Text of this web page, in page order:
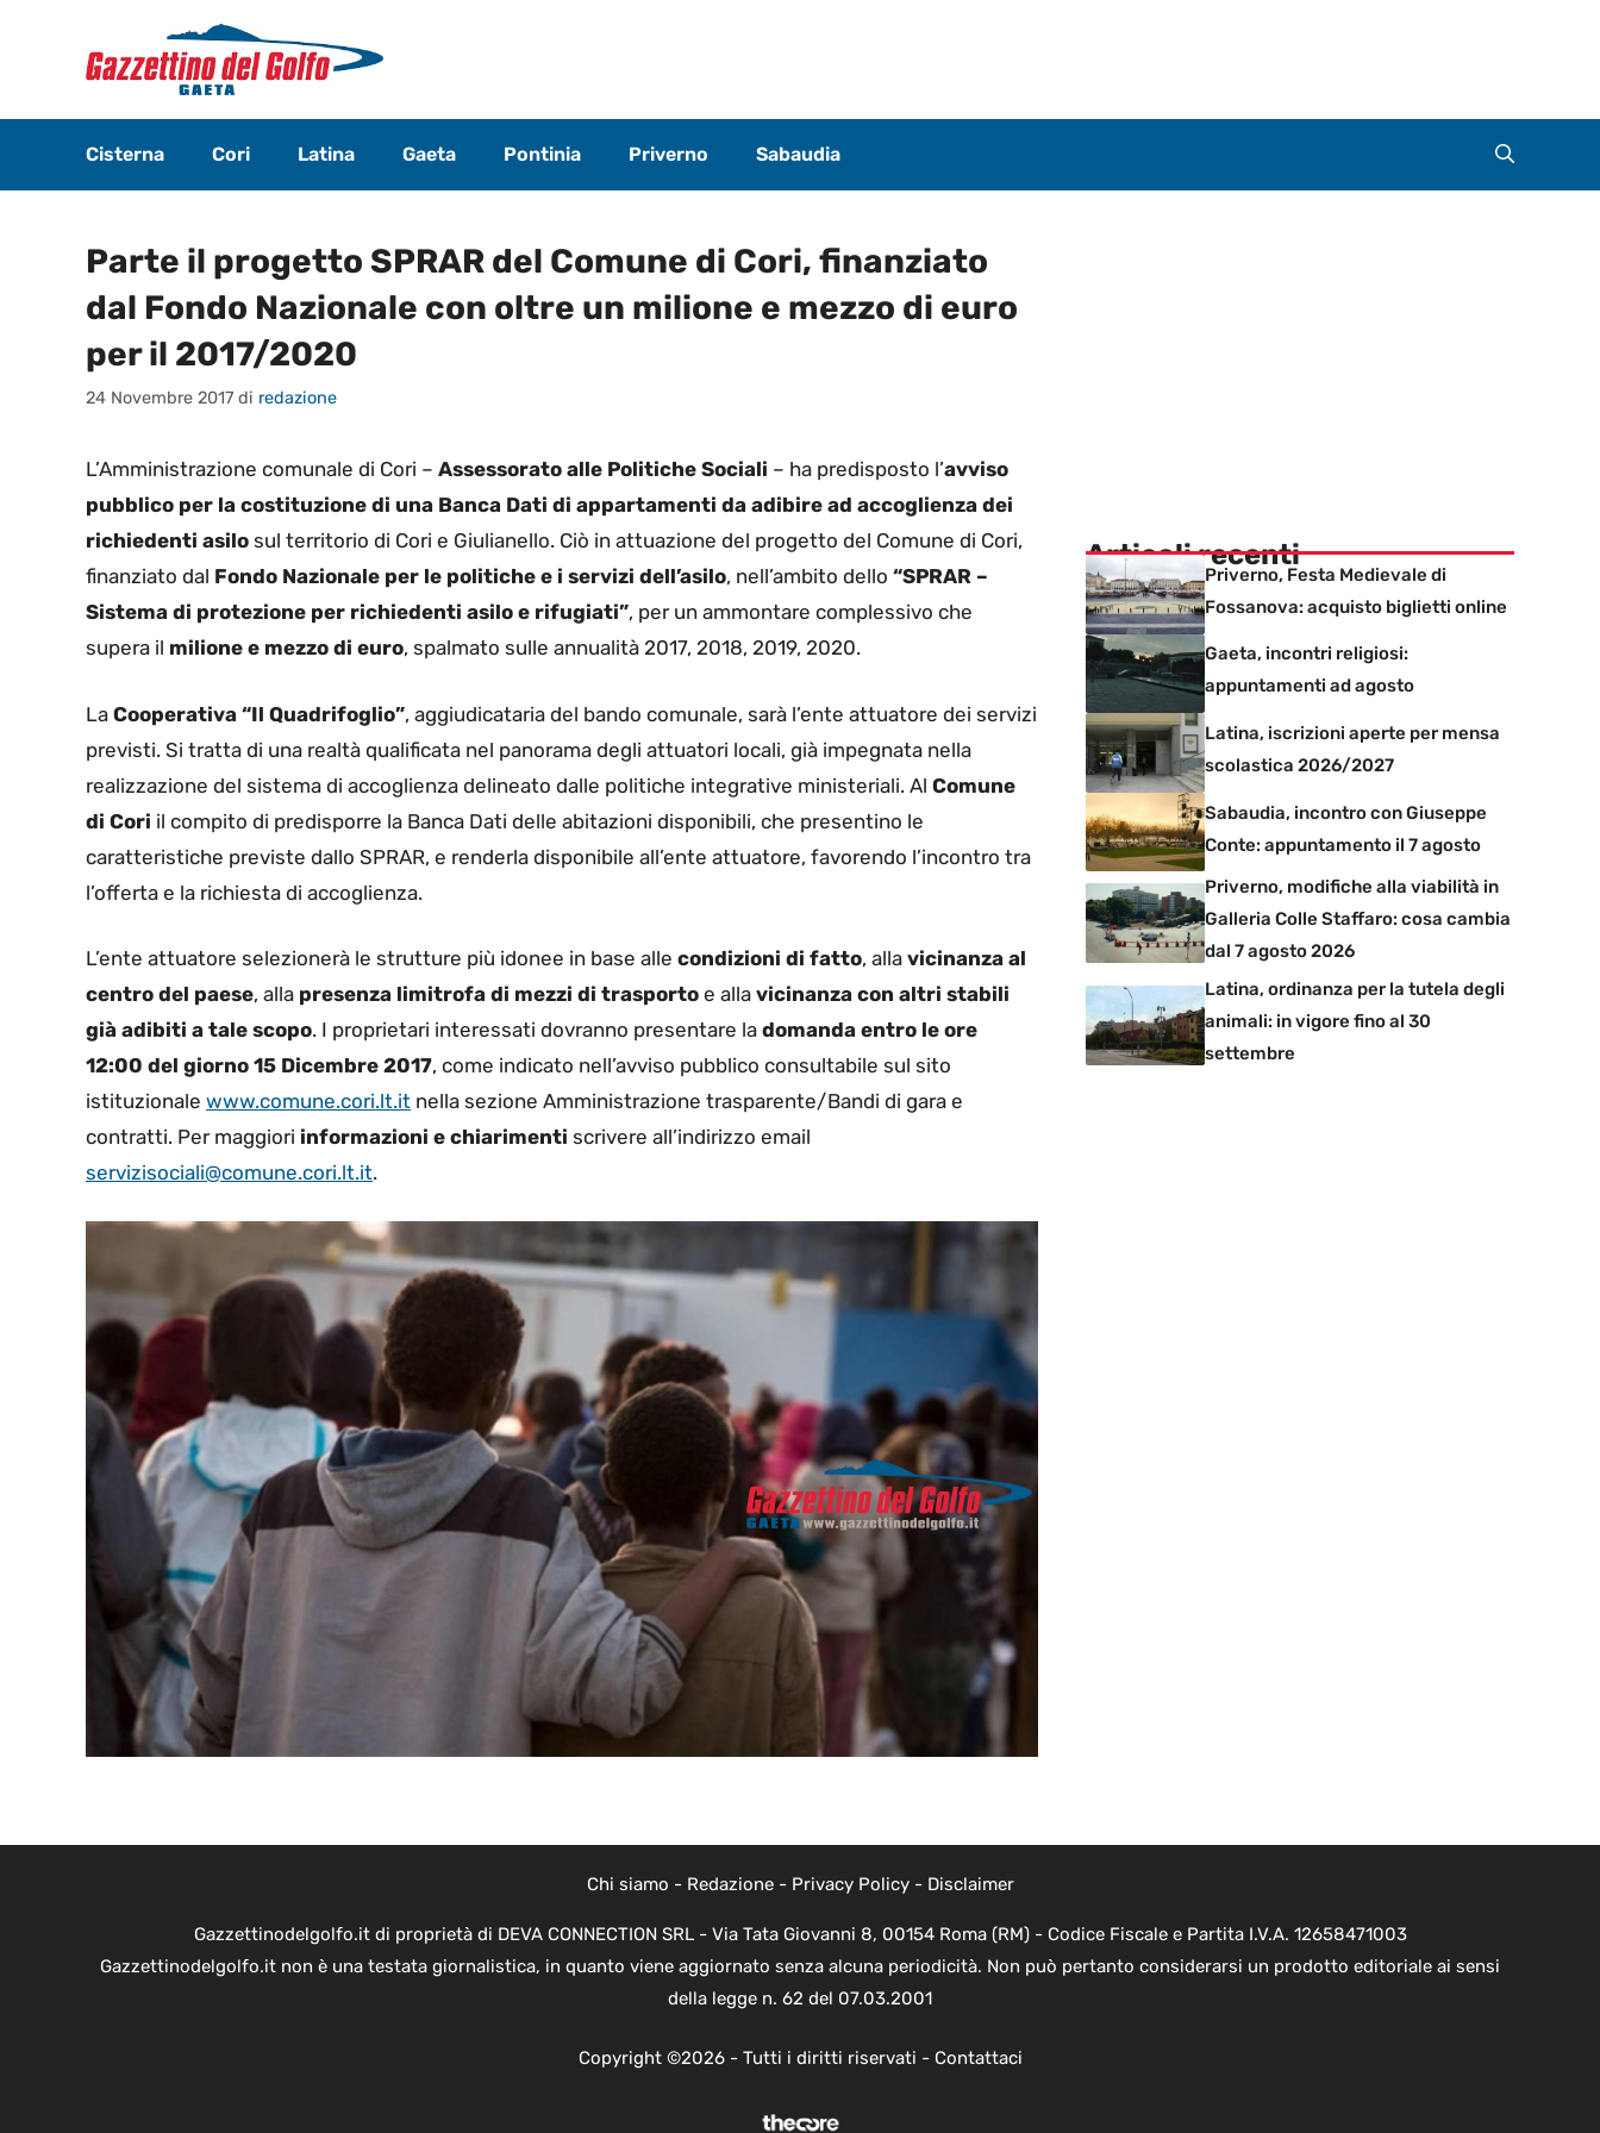
contenuto
Cisterna Cori Latina Gaeta Pontinia Priverno Sabaudia
Parte il progetto SPRAR del Comune di Cori, finanziato
dal Fondo Nazionale con oltre un milione e mezzo di euro
per il 2017/2020
24 Novembre 2017 di redazione
L’Amministrazione comunale di Cori – Assessorato alle Politiche Sociali – ha predisposto l’avviso
pubblico per la costituzione di una Banca Dati di appartamenti da adibire ad accoglienza dei
richiedenti asilo sul territorio di Cori e Giulianello. Ciò in attuazione del progetto del Comune di Cori,
finanziato dal Fondo Nazionale per le politiche e i servizi dell’asilo, nell’ambito dello “SPRAR –
Sistema di protezione per richiedenti asilo e rifugiati”, per un ammontare complessivo che
supera il milione e mezzo di euro, spalmato sulle annualità 2017, 2018, 2019, 2020.
La Cooperativa “Il Quadrifoglio”, aggiudicataria del bando comunale, sarà l’ente attuatore dei servizi
previsti. Si tratta di una realtà qualificata nel panorama degli attuatori locali, già impegnata nella
realizzazione del sistema di accoglienza delineato dalle politiche integrative ministeriali. Al Comune
di Cori il compito di predisporre la Banca Dati delle abitazioni disponibili, che presentino le
caratteristiche previste dallo SPRAR, e renderla disponibile all’ente attuatore, favorendo l’incontro tra
l’offerta e la richiesta di accoglienza.
L’ente attuatore selezionerà le strutture più idonee in base alle condizioni di fatto, alla vicinanza al
centro del paese, alla presenza limitrofa di mezzi di trasporto e alla vicinanza con altri stabili
già adibiti a tale scopo. I proprietari interessati dovranno presentare la domanda entro le ore
12:00 del giorno 15 Dicembre 2017, come indicato nell’avviso pubblico consultabile sul sito
istituzionale www.comune.cori.lt.it nella sezione Amministrazione trasparente/Bandi di gara e
contratti. Per maggiori informazioni e chiarimenti scrivere all’indirizzo email
servizisociali@comune.cori.lt.it.
Articoli recenti
Priverno, Festa Medievale di
Fossanova: acquisto biglietti online
Gaeta, incontri religiosi:
appuntamenti ad agosto
Latina, iscrizioni aperte per mensa
scolastica 2026/2027
Sabaudia, incontro con Giuseppe
Conte: appuntamento il 7 agosto
Priverno, modifiche alla viabilità in
Galleria Colle Staffaro: cosa cambia
dal 7 agosto 2026
Latina, ordinanza per la tutela degli
animali: in vigore fino al 30
settembre
Chi siamo - Redazione- Privacy Policy- Disclaimer
Gazzettinodelgolfo.it di proprietà di DEVA CONNECTION SRL - Via Tata Giovanni 8, 00154 Roma (RM) - Codice Fiscale e Partita I.V.A. 12658471003
Gazzettinodelgolfo.it non è una testata giornalistica, in quanto viene aggiornato senza alcuna periodicità. Non può pertanto considerarsi un prodotto editoriale ai sensi
della legge n. 62 del 07.03.2001
Copyright ©2026 - Tutti i diritti riservati - Contattaci